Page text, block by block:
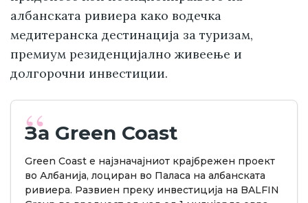
албанската ривиера како водечка
медитеранска дестинација за туризам,
премиум резиденцијално живеење и
долгорочни инвестиции.
За Green Coast
Green Coast е најзначајниот крајбрежен проект
во Албанија, лоциран во Паласа на албанската
ривиера. Развиен преку инвестиција на BALFIN